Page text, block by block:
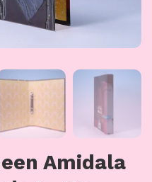
Amidala